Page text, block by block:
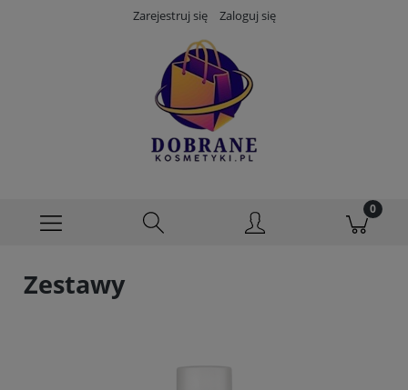
Zarejestruj się Zaloguj się
Zestawy